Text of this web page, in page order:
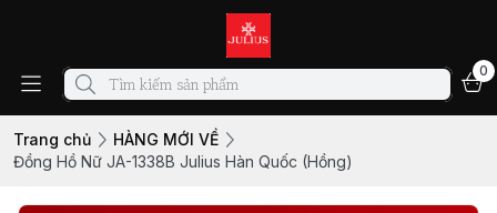
0
Trang chủ
HÀNG MỚI VỀ
Đồng Hồ Nữ JA-1338B Julius Hàn Quốc (Hồng)